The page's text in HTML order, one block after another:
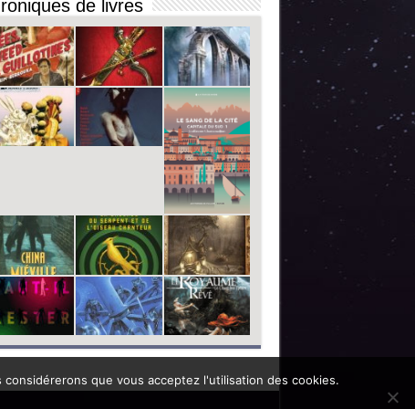
de livres
que vous acceptez l'utilisation des cookies.